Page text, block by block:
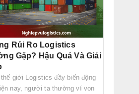
Rủi Ro Logistics
Gặp? Hậu Quả Và Giải
thế giới Logistics đầy biến động
nay, người ta thường ví von